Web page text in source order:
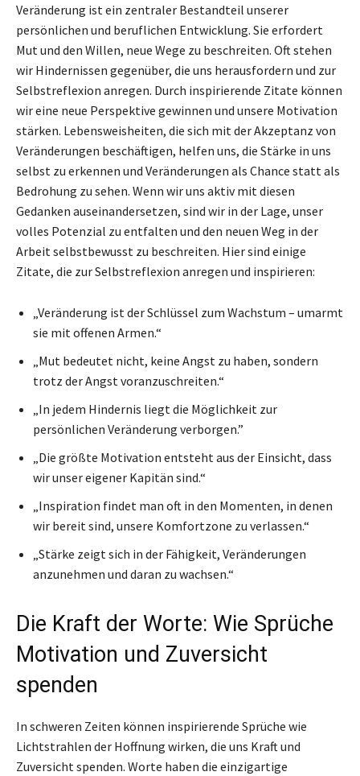
Veränderung ist ein zentraler Bestandteil unserer
persönlichen und beruflichen Entwicklung. Sie erfordert
Mut und den Willen, neue Wege zu beschreiten. Oft stehen
wir Hindernissen gegenüber, die uns herausfordern und zur
Selbstreflexion anregen. Durch inspirierende Zitate können
wir eine neue Perspektive gewinnen und unsere Motivation
stärken. Lebensweisheiten, die sich mit der Akzeptanz von
Veränderungen beschäftigen, helfen uns, die Stärke in uns
selbst zu erkennen und Veränderungen als Chance statt als
Bedrohung zu sehen. Wenn wir uns aktiv mit diesen
Gedanken auseinandersetzen, sind wir in der Lage, unser
volles Potenzial zu entfalten und den neuen Weg in der
Arbeit selbstbewusst zu beschreiten. Hier sind einige
Zitate, die zur Selbstreflexion anregen und inspirieren:
„Veränderung ist der Schlüssel zum Wachstum – umarmt
sie mit offenen Armen.“
„Mut bedeutet nicht, keine Angst zu haben, sondern
trotz der Angst voranzuschreiten.“
„In jedem Hindernis liegt die Möglichkeit zur
persönlichen Veränderung verborgen.”
„Die größte Motivation entsteht aus der Einsicht, dass
wir unser eigener Kapitän sind.“
„Inspiration findet man oft in den Momenten, in denen
wir bereit sind, unsere Komfortzone zu verlassen.“
„Stärke zeigt sich in der Fähigkeit, Veränderungen
anzunehmen und daran zu wachsen.“
Die Kraft der Worte: Wie Sprüche
Motivation und Zuversicht
spenden
In schweren Zeiten können inspirierende Sprüche wie
Lichtstrahlen der Hoffnung wirken, die uns Kraft und
Zuversicht spenden. Worte haben die einzigartige